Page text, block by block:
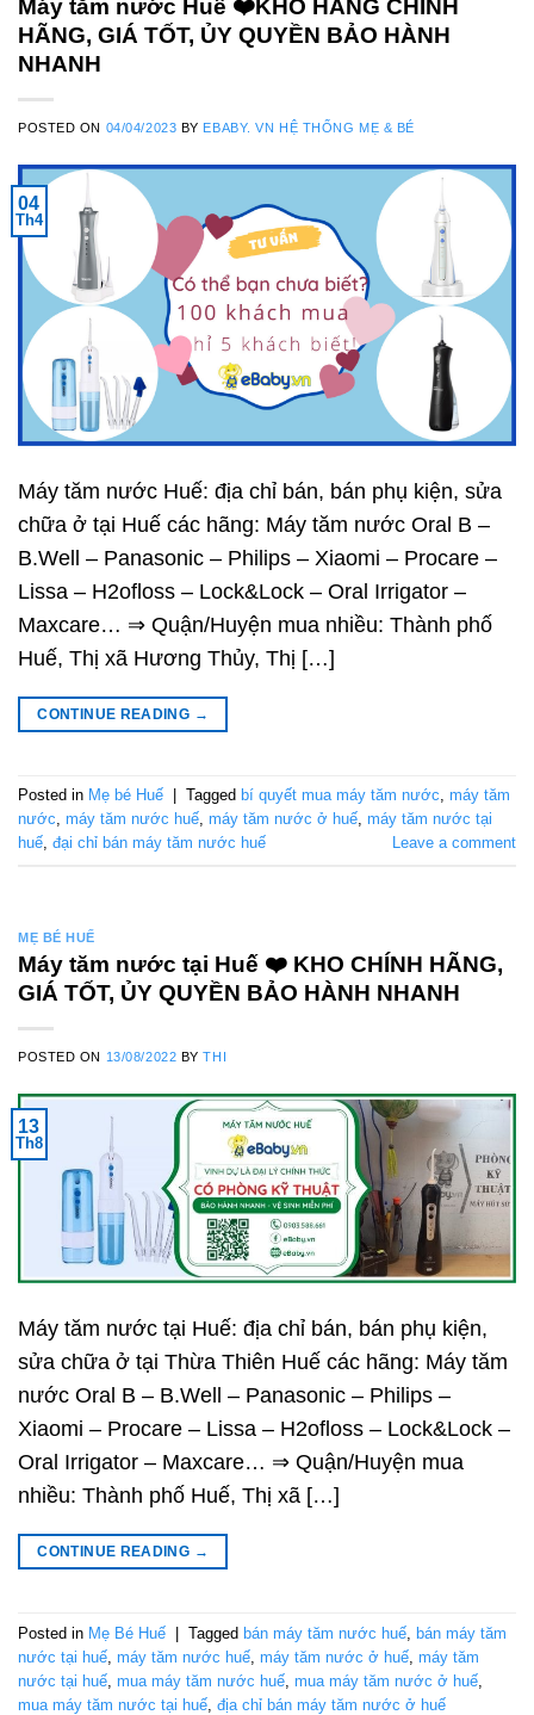
Máy tăm nước Huế ❤️️KHO HÀNG CHÍNH
HÃNG, GIÁ TỐT, ỦY QUYỀN BẢO HÀNH
NHANH
POSTED ON 04/04/2023 BY EBABY. VN HỆ THỐNG MẸ & BÉ
04
Th4
Máy tăm nước Huế: địa chỉ bán, bán phụ kiện, sửa
chữa ở tại Huế các hãng: Máy tăm nước Oral B –
B.Well – Panasonic – Philips – Xiaomi – Procare –
Lissa – H2ofloss – Lock&Lock – Oral Irrigator –
Maxcare… ⇒ Quận/Huyện mua nhiều: Thành phố
Huế, Thị xã Hương Thủy, Thị […]
CONTINUE READING →
Posted in Mẹ bé Huế Tagged bí quyết mua máy tăm nước, máy tăm
nước, máy tăm nước huế, máy tăm nước ở huế, máy tăm nước tại
huế, đại chỉ bán máy tăm nước huế Leave a comment
MẸ BÉ HUẾ
Máy tăm nước tại Huế ❤️️ KHO CHÍNH HÃNG,
GIÁ TỐT, ỦY QUYỀN BẢO HÀNH NHANH
POSTED ON 13/08/2022 BYTHI
13
Th8
Máy tăm nước tại Huế: địa chỉ bán, bán phụ kiện,
sửa chữa ở tại Thừa Thiên Huế các hãng: Máy tăm
nước Oral B – B.Well – Panasonic – Philips –
Xiaomi – Procare – Lissa – H2ofloss – Lock&Lock –
Oral Irrigator – Maxcare… ⇒ Quận/Huyện mua
nhiều: Thành phố Huế, Thị xã […]
CONTINUE READING →
Posted in Mẹ Bé Huế Tagged bán máy tăm nước huế
bán máy tăm
nước tại huế máy tăm nước huế máy tăm nước ở huế máy tăm
nước tại huế mua máy tăm nước huế mua máy tăm nước ở huế
mua máy tăm nước tại huế địa chỉ bán máy tăm nước ở huế